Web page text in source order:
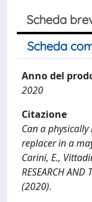
Scheda
Scheda
Anno del
2020
Citazione
Can a
replacer in a
Carini, E.,
RESEARCH
(2020).